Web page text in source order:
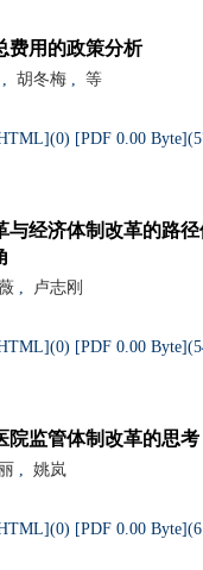
费用的政策分析
, 胡冬梅 ,
等
0) [PDF 0.00 Byte](
与经济体制改革的路
,
卢志刚
0) [PDF 0.00 Byte](
院监管体制改革的思考
,
姚岚
0) [PDF 0.00 Byte](